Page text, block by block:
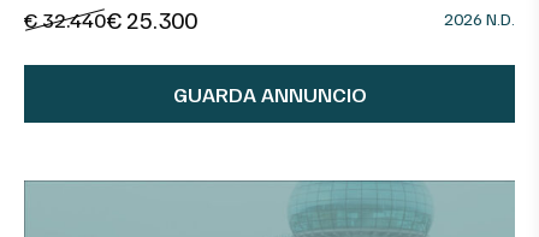
€ 32.440€ 25.300 2026 N.D.
GUARDA ANNUNCIO